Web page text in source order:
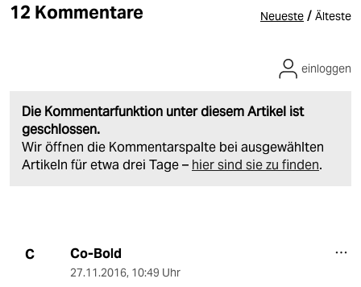
12 Kommentare Neueste / Älteste
Die Kommentarfunktion unter diesem Artikel ist
geschlossen.
Wir öffnen die Kommentarspalte bei ausgewählten
Artikeln für etwa drei Tage – hier sind sie zu finden.
einloggen
C Co-Bold
27.11.2016, 10:49 Uhr